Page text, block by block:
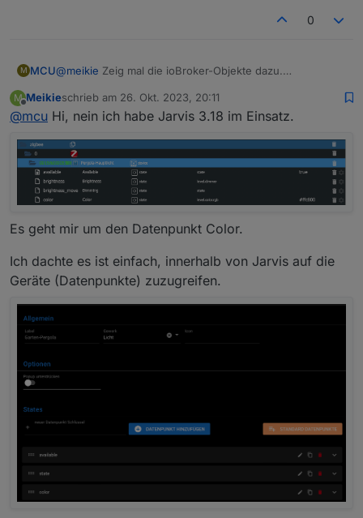
0
M MCU@meikie Zeig mal die ioBroker-Objekte dazu.
-> nicht möglich
M
Offline
Meikieschrieb am 26. Okt. 2023, 20:11
zuletzt editiert von
@mcu Hi, nein ich habe Jarvis 3.18 im Einsatz.
Es geht mir um den Datenpunkt Color.
Ich dachte es ist einfach, innerhalb von Jarvis auf die
Geräte (Datenpunkte) zuzugreifen.